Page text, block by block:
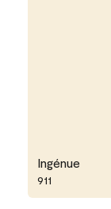
Ingénue
911